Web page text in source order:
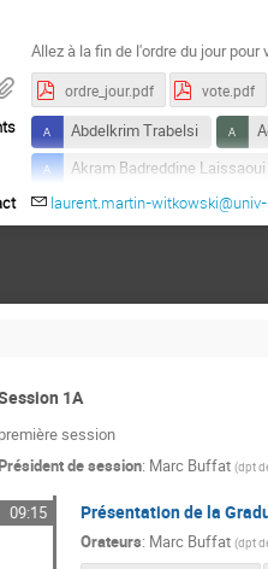
Allez à la fin de l'ordre du jour
ordre_jour.pdf vote.pdf
Abdelkrim Trabelsi
Akram Badreddine Laissaoui
Antoine CIZERON
HELENE SCOLAN
JURKIEWIEZ Bruno
Marc Brustolin
Marc
MELISSA KHAROUNE
Noëlie DI CESARE
laurent.martin-
1A
première session
de session: Marc Buffat (dpt
09:15 Présentation de la
Orateurs: Marc Buffat (dpt